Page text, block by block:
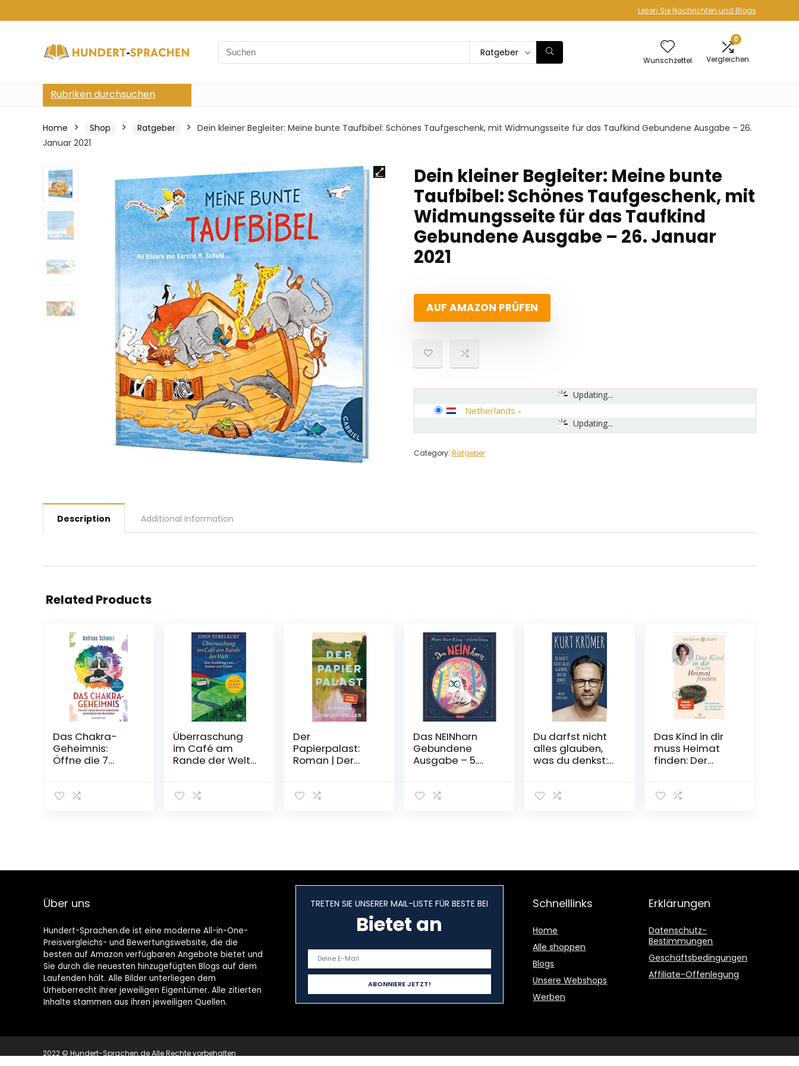
Lesen Sie Nachrichten und Blogs
Search
for:
Ratgeber
Wunschzettel
0
Vergleichen
Rubriken durchsuchen
Home Shop Ratgeber
Dein kleiner Begleiter: Meine bunte Taufbibel: Schönes Taufgeschenk, mit Widmungsseite für das Taufkind Gebundene Ausgabe – 26.
Januar 2021
Dein kleiner Begleiter: Meine bunte
Taufbibel: Schönes Taufgeschenk, mit
Widmungsseite für das Taufkind
Gebundene Ausgabe – 26. Januar
2021
AUF AMAZON PRÜFEN
Updating...
Updating...
Netherlands -
Category: Ratgeber
Description Additional information
Related Products
Das Chakra-
Geheimnis:
Öffne die 7
Bewusstseins
Mai 2022
Überraschung
im Café am
Rande der Welt:
Finden
Der
Papierpalast:
Roman | Der
Affäre, eine Frau
März 2022
Das NEINhorn
Gebundene
Ausgabe – 5.
Du darfst nicht
alles glauben,
was du denkst:
Gebundene
Das Kind in dir
muss Heimat
finden: Der
aller Probleme
Über uns
Hundert-Sprachen.de ist eine moderne All-in-One-
Preisvergleichs- und Bewertungswebsite, die die
besten auf Amazon verfügbaren Angebote bietet und
Sie durch die neuesten hinzugefügten Blogs auf dem
Laufenden hält. Alle Bilder unterliegen dem
Urheberrecht ihrer jeweiligen Eigentümer. Alle zitierten
Inhalte stammen aus ihren jeweiligen Quellen.
TRETEN SIE UNSERER MAIL-LISTE FÜR BESTE BEI
Bietet an
Schnelllinks
Home
Alle shoppen
Blogs
Unsere Webshops
Werben
Erklärungen
Datenschutz-
Bestimmungen
Geschäftsbedingungen
Affiliate-Offenlegung
2022 © Hundert-Sprachen.de Alle Rechte vorbehalten